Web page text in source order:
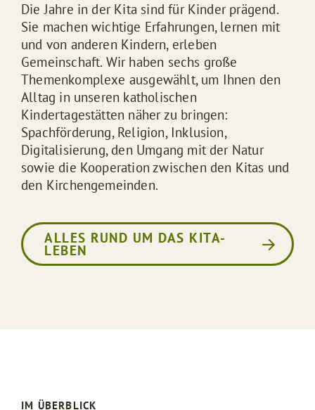
Die Jahre in der Kita sind für Kinder prägend.
Sie machen wichtige Erfahrungen, lernen mit
und von anderen Kindern, erleben
Gemeinschaft. Wir haben sechs große
Themenkomplexe ausgewählt, um Ihnen den
Alltag in unseren katholischen
Kindertagestätten näher zu bringen:
Spachförderung, Religion, Inklusion,
Digitalisierung, den Umgang mit der Natur
sowie die Kooperation zwischen den Kitas und
den Kirchengemeinden.
ALLES RUND UM DAS KITA-
LEBEN
IM ÜBERBLICK